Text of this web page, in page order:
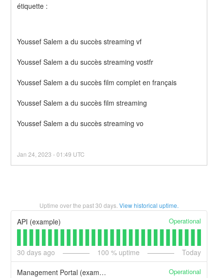
étiquette :
Youssef Salem a du succès streaming vf
Youssef Salem a du succès streaming vostfr
Youssef Salem a du succès film complet en français
Youssef Salem a du succès film streaming
Youssef Salem a du succès streaming vo
Jan24 ,2023 -01:49 UTC
Uptime over the past30 days. View historical uptime.
API (example) Operational
30 days ago 100 % uptime Today
Management Portal (example) Operational